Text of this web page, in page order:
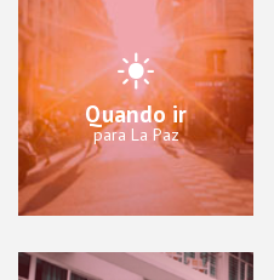
Quando ir
para La Paz